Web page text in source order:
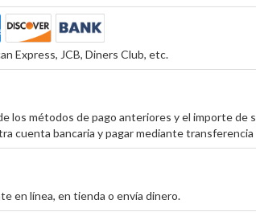
Express, JCB, Diners Club, etc.
los métodos de pago anteriores y el importe
cuenta bancaria y pagar mediante transferencia
en línea, en tienda o envía dinero.